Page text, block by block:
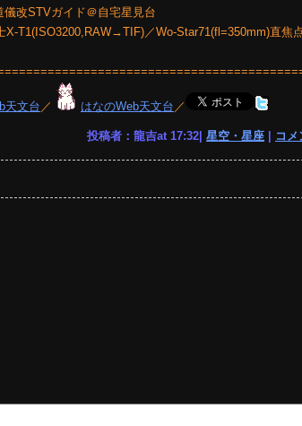
改STVガイド＠自宅星見台
X-T1(ISO3200,RAW→TIF)／Wo-Star71(fl=350mm)直焦
天文台 ／ はなのWeb天文台 ／
投稿者：龍吉at 17:32| 星空・星座 コメ